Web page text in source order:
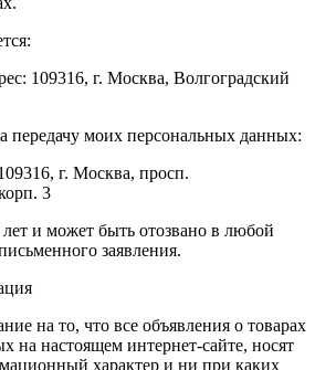
109316, г. Москва, Волгоградский
передачу моих персональных данных:
г. Москва, просп.
3
лет и может быть отозвано в любой
заявления.
на то, что все объявления о товарах
на настоящем интернет-сайте, носят
характер и ни при каких